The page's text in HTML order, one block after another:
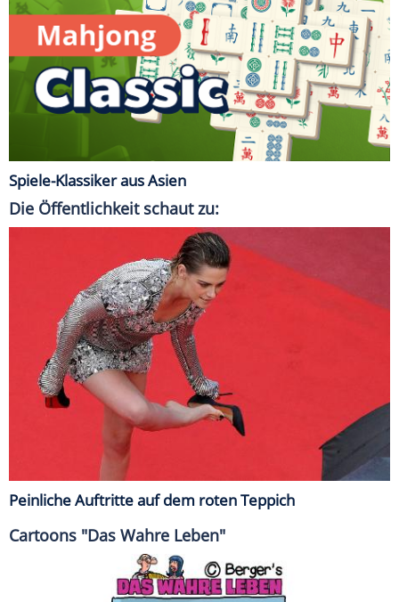
Spiele-Klassiker aus Asien
Die Öffentlichkeit schaut zu:
Peinliche Auftritte auf dem roten Teppich
Cartoons "Das Wahre Leben"